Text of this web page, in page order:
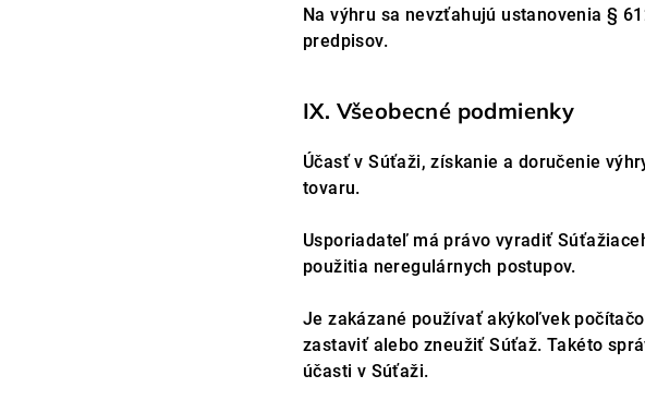
Na výhru sa nevzťahujú ustanovenia §
predpisov.
IX. Všeobecné podmienky
Účasť v Súťaži, získanie a doručenie
tovaru.
Usporiadateľ má právo vyradiť
použitia neregulárnych postupov.
Je zakázané používať akýkoľvek
zastaviť alebo zneužiť Súťaž. Takéto
účasti v Súťaži.